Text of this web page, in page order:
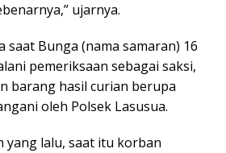
ujarnya.
saat Bunga (nama samaran) 16
pemeriksaan sebagai saksi,
barang hasil curian berupa
oleh Polsek Lasusua.
yang lalu, saat itu korban